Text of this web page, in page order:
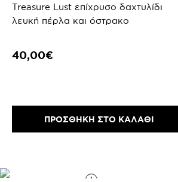
Treasure Lust επίχρυσο δαχτυλίδι
λευκή πέρλα και όστρακο
40,00€
ΠΡΟΣΘΗΚΗ ΣΤΟ ΚΑΛΑΘΙ